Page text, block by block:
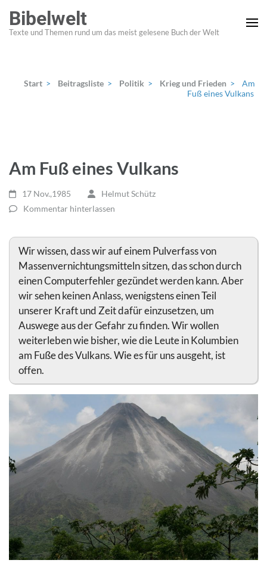
Inhalt
springen
Bibelwelt
Texte und Themen rund um das meist gelesene Buch der Welt
Start > Beitragsliste > Politik > Krieg und Frieden >
Am
Fuß eines Vulkans
Am Fuß eines Vulkans
17 Nov.,1985
Helmut Schütz
Kommentar hinterlassen
Wir wissen, dass wir auf einem Pulverfass von
Massenvernichtungsmitteln sitzen, das schon durch
einen Computerfehler gezündet werden kann. Aber
wir sehen keinen Anlass, wenigstens einen Teil
unserer Kraft und Zeit dafür einzusetzen, um
Auswege aus der Gefahr zu finden. Wir wollen
weiterleben wie bisher, wie die Leute in Kolumbien
am Fuße des Vulkans. Wie es für uns ausgeht, ist
offen.